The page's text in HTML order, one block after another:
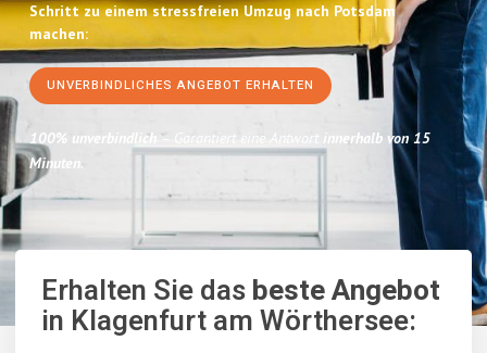
Schritt zu einem stressfreien Umzug nach Potsdam
machen:
UNVERBINDLICHES ANGEBOT ERHALTEN
100% unverbindlich – Garantiert eine Antwort
innerhalb von 15
Minuten.
Erhalten Sie dasbeste Angebot
in Klagenfurt am Wörthersee: